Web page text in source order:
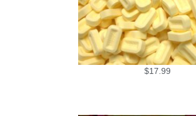
$17.99